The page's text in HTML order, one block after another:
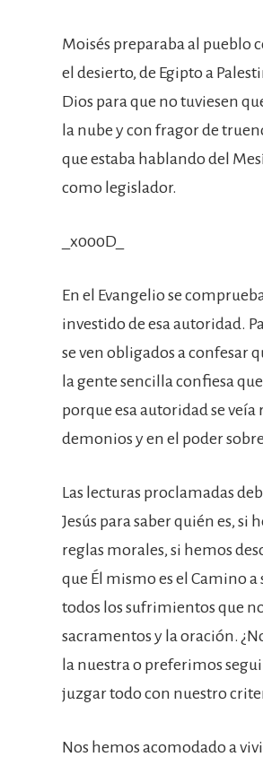
Moisés preparaba al pueblo
el desierto, de Egipto a
Dios para que no tuviesen
la nube y con fragor de
que estaba hablando del
como legislador.
_x000D_
En el Evangelio se
investido de esa autoridad.
se ven obligados a confesar
la gente sencilla confiesa
porque esa autoridad se
demonios y en el poder
Las lecturas proclamadas
Jesús para saber quién es,
reglas morales, si hemos
que Él mismo es el Camino
todos los sufrimientos que
sacramentos y la oración.
la nuestra o preferimos
juzgar todo con nuestro
Nos hemos acomodado a